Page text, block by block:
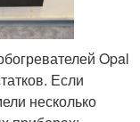
Opal
Если
несколько